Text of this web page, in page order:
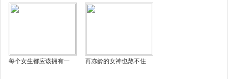
每个女生都应该拥有一 再冻龄的女神也熬不住